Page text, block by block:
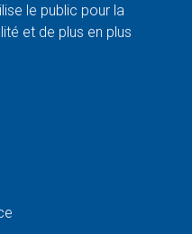
le public pour la
et de plus en plus